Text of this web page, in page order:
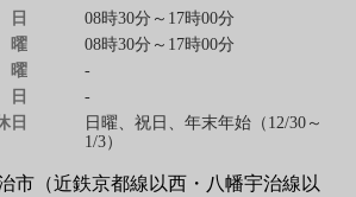
08時30分～17時00分
08時30分～17時00分
曜
-
-
日
日曜、祝日、年末年始（12/30～
1/3）
市（近鉄京都線以西・八幡宇治線以